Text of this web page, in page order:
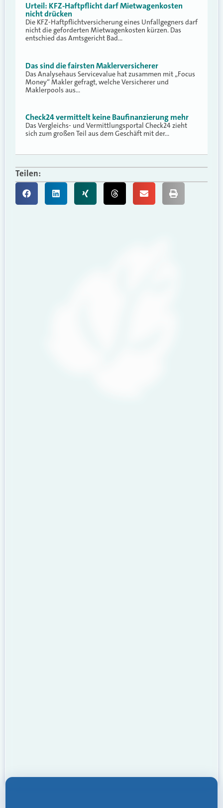
Urteil: KFZ-Haftpflicht darf Mietwagenkosten
nicht drücken
Die KFZ-Haftpflichtversicherung eines Unfallgegners darf
nicht die geforderten Mietwagenkosten kürzen. Das
entschied das Amtsgericht Bad…
Das sind die fairsten Maklerversicherer
Das Analysehaus Servicevalue hat zusammen mit „Focus
Money“ Makler gefragt, welche Versicherer und
Maklerpools aus…
Check24 vermittelt keine Baufinanzierung mehr
Das Vergleichs- und Vermittlungsportal Check24 zieht
sich zum großen Teil aus dem Geschäft mit der…
Teilen: